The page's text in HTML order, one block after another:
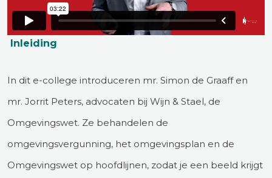
Inleiding
In dit e-college introduceren mr. Simon de Graaff en
mr. Jorrit Peters, advocaten bij Wijn & Stael, de
Omgevingswet. Ze behandelen de
omgevingsvergunning, het omgevingsplan en de
Omgevingswet op hoofdlijnen, zodat je een beeld krijgt